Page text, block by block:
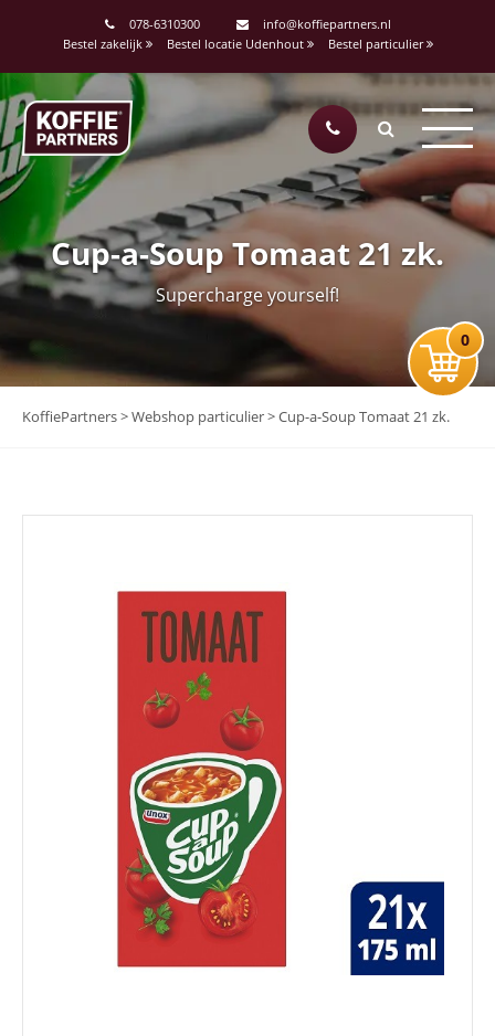
078-6310300
info@koffiepartners.nl
Bestel zakelijk
Bestel locatie Udenhout Bestel particulier
Cup-a-Soup Tomaat 21 zk.
Supercharge yourself!
0
KoffiePartners>Webshop particulier>Cup-a-Soup Tomaat 21 zk.